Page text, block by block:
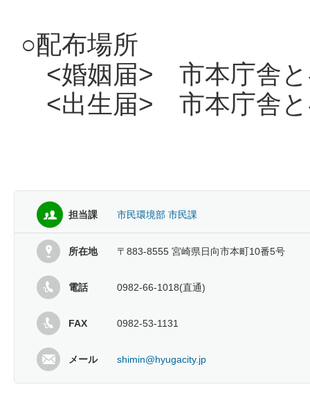
○配布場所
<婚姻届> 市本庁舎と
<出生届> 市本庁舎
担当課 市民環境部 市民課
所在地 〒883-8555 宮崎県日向市本町10番5号
電話 0982-66-1018(直通)
FAX 0982-53-1131
メール shimin@hyugacity.jp